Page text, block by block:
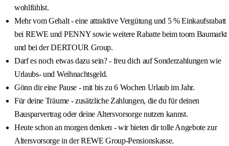
wohlfühlst.
Mehr vom Gehalt - eine attraktive Vergütung und 5 % Einkaufsrabatt
bei REWE und PENNY sowie weitere Rabatte beim toom Baumarkt
und bei der DERTOUR Group.
Darf es noch etwas dazu sein? - freu dich auf Sonderzahlungen wie
Urlaubs- und Weihnachtsgeld.
Gönn dir eine Pause - mit bis zu 6 Wochen Urlaub im Jahr.
Für deine Träume - zusätzliche Zahlungen, die du für deinen
Bausparvertrag oder deine Altersvorsorge nutzen kannst.
Heute schon an morgen denken - wir bieten dir tolle Angebote zur
Altersvorsorge in der REWE Group-Pensionskasse.